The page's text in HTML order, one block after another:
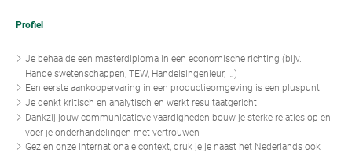
Profiel
Je behaalde een masterdiploma in een economische richting (bijv.
Handelswetenschappen, TEW, Handelsingenieur, …)
Een eerste aankoopervaring in een productieomgeving is een pluspunt
Je denkt kritisch en analytisch en werkt resultaatgericht
Dankzij jouw communicatieve vaardigheden bouw je sterke relaties op en
voer je onderhandelingen met vertrouwen
Gezien onze internationale context, druk je je naast het Nederlands ook